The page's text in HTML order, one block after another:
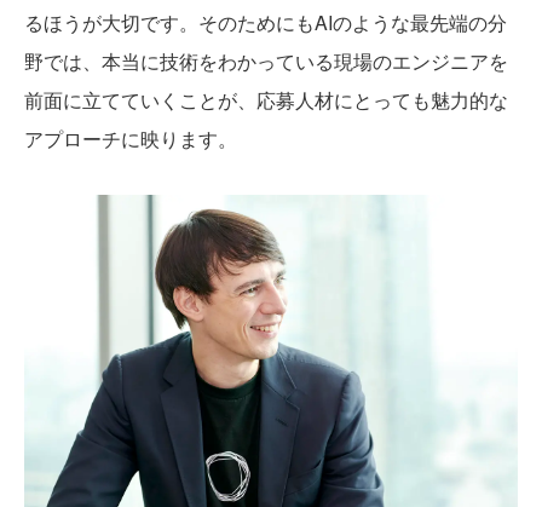
るほうが大切です。そのためにもAIのような最先端の分
野では、本当に技術をわかっている現場のエンジニアを
前面に立てていくことが、応募人材にとっても魅力的な
アプローチに映ります。